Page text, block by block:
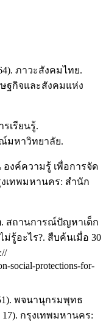
ภาวะสังคมไทย.
ฐกิจและสังคมแห่ง
เรียนรู้.
มหาวิทยาลัย.
งค์ความรู้ เพื่อการจัด
เทพมหานคร: สํานัก
สถานการณ์ปัญหาเด็ก
ม่รู้อะไร?. สืบค้นเมื่อ 30
social-protections-for-
พจนานุกรมพุทธ
กรุงเทพมหานคร: